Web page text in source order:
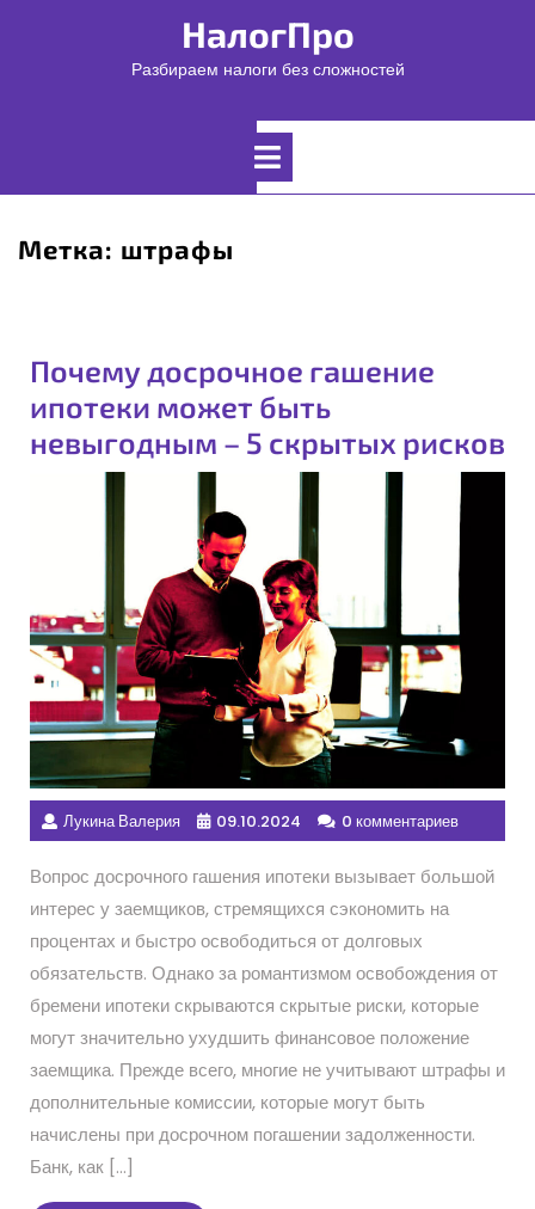
НалогПро
Разбираем налоги без сложностей
Открыть
Метка: штрафы
Почему досрочное гашение
ипотеки может быть
невыгодным – 5 скрытых рисков
Лукина Валерия 09.10.2024 0 комментариев
Вопрос досрочного гашения ипотеки вызывает большой
интерес у заемщиков, стремящихся сэкономить на
процентах и быстро освободиться от долговых
обязательств. Однако за романтизмом освобождения от
бремени ипотеки скрываются скрытые риски, которые
могут значительно ухудшить финансовое положение
заемщика. Прежде всего, многие не учитывают штрафы и
дополнительные комиссии, которые могут быть
начислены при досрочном погашении задолженности.
Банк, как […]